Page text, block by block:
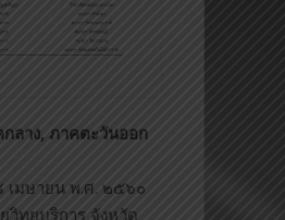
ลาง, ภาคตะวันออก
เมษายน พ.ศ. ๒๕๖๐
ทยบริการ จังหวัด